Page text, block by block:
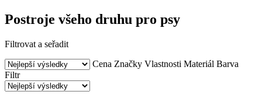
Postroje všeho druhu pro psy
Filtrovat a seřadit
Cena Značky Vlastnosti Materiál Barva
Filtr